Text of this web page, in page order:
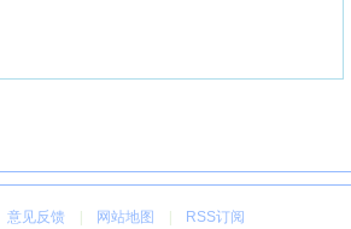
意见反馈 网站地图 RSS订阅